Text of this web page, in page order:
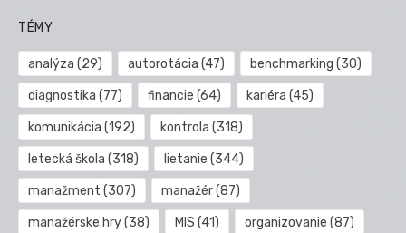
TÉMY
analýza (29) autorotácia (47) benchmarking (30)
diagnostika (77) financie (64) kariéra (45)
komunikácia (192) kontrola (318)
letecká škola (318) lietanie (344)
manažment (307) manažér(87)
manažérske hry(38) MIS (41) organizovanie (87)